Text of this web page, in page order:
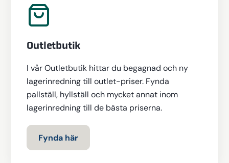
Outletbutik
I vår Outletbutik hittar du begagnad och ny
lagerinredning till outlet-priser. Fynda
pallställ, hyllställ och mycket annat inom
lagerinredning till de bästa priserna.
Fynda här